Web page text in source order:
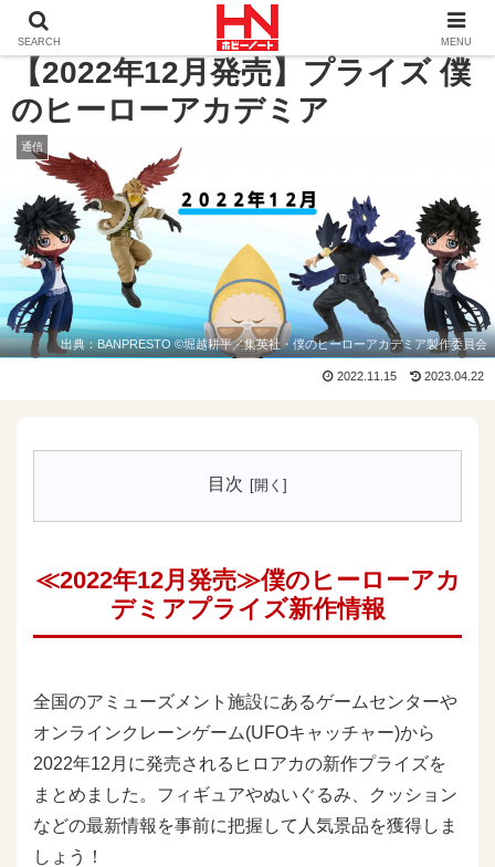
ホーム 【2022年12月発売】プライズ 僕のヒーロー
【2022年12月発売】プライズ 僕
のヒーローアカデミア
通信
出典：BANPRESTO©堀越耕平／集英社・僕のヒーローアカデミア製作委員会
2022.11.15 2023.04.22
目次
≪2022年12月発売≫僕のヒーローアカ
デミアプライズ新作情報
全国のアミューズメント施設にあるゲームセンターや
オンラインクレーンゲーム(UFOキャッチャー)から
2022年12月に発売されるヒロアカの新作プライズを
まとめました。フィギュアやぬいぐるみ、クッション
などの最新情報を事前に把握して人気景品を獲得しま
しょう！
SEARCH MENU